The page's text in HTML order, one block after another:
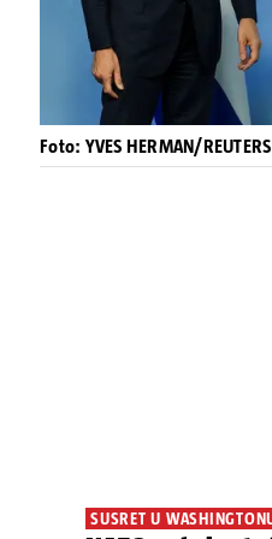
Foto: YVES HERMAN/REUTERS
SUSRET U